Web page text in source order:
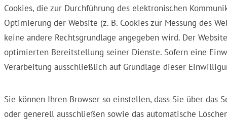
Cookies, die zur Durchführung des elektronischen
Optimierung der Website (z. B. Cookies zur Messung des
keine andere Rechtsgrundlage angegeben wird. Der
optimierten Bereitstellung seiner Dienste. Sofern eine
Verarbeitung ausschließlich auf Grundlage dieser
Sie können Ihren Browser so einstellen, dass Sie über
oder generell ausschließen sowie das automatische